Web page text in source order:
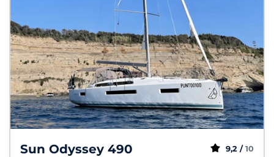
Sun Odyssey 490 9,2 / 10